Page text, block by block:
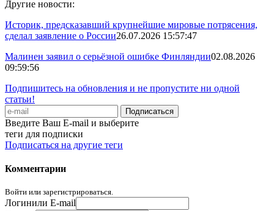
Другие новости:
Историк, предсказавший крупнейшие мировые потрясения,
сделал заявление о России26.07.2026 15:57:47
Малинен заявил о серьёзной ошибке Финляндии02.08.2026
09:59:56
Подпишитесь на обновления и не пропустите ни одной
статьи!
Введите Ваш E-mail и выберите
теги для подписки
Подписаться на другие теги
Комментарии
Войти или зарегистрироваться.
Логинили E-mail